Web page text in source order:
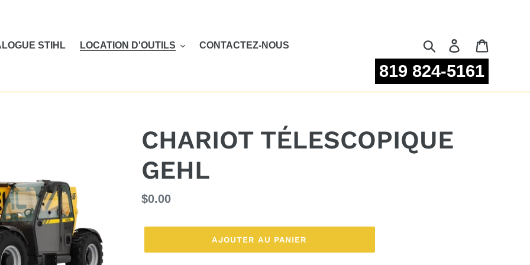
STIHL
LOCATION D'OUTILS CONTACTEZ-NOUS RechercherSe connecter
819 824-5161
CHARIOT TÉLESCOPIQUE
GEHL
Prix
$0.00
AJOUTER AU PANIER